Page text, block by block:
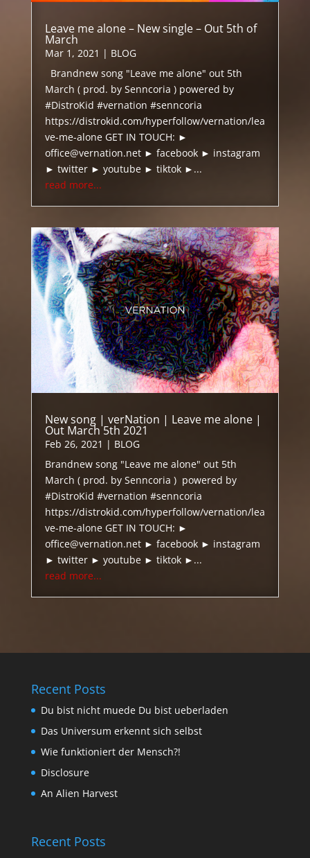
Leave me alone – New single – Out 5th of
March
Mar 1, 2021 | BLOG
Brandnew song "Leave me alone" out 5th
March ( prod. by Senncoria ) powered by
#DistroKid #vernation #senncoria
https://distrokid.com/hyperfollow/vernation/lea
ve-me-alone GET IN TOUCH: ►
office@vernation.net ► facebook ► instagram
► twitter ► youtube ► tiktok ►...
read more...
New song | verNation | Leave me alone |
Out March 5th 2021
Feb 26, 2021 | BLOG
Brandnew song "Leave me alone" out 5th
March ( prod. by Senncoria ) powered by
#DistroKid #vernation #senncoria
https://distrokid.com/hyperfollow/vernation/lea
ve-me-alone GET IN TOUCH: ►
office@vernation.net ► facebook ► instagram
► twitter ► youtube ► tiktok ►...
read more...
Recent Posts
Du bist nicht muede Du bist ueberladen
Das Universum erkennt sich selbst
Wie funktioniert der Mensch?!
Disclosure
An Alien Harvest
Recent Posts